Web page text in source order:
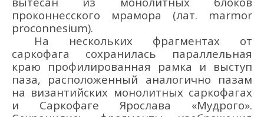
проконнесского мрамора (лат. marmor
proconnesium).
На нескольких фрагментах от
саркофага сохранилась параллельная
краю профилированная рамка и выступ
паза, расположенный аналогично пазам
на византийских монолитных саркофагах
и Саркофаге Ярослава «Мудрого».